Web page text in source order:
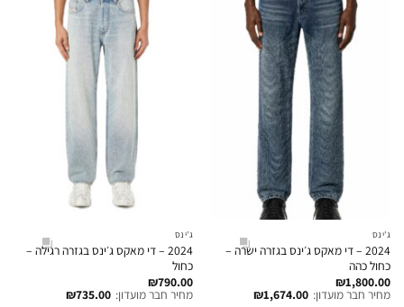
ג'ינס
2024 – די מאקס ג׳ינס בגזרה ישרה –
כחול כהה
₪1,800.00
מחיר חבר מועדון: ₪1,674.00
ג'ינס
2024 – די מאקס ג׳ינס בגזרה רגילה –
כחול
₪790.00
מחיר חבר מועדון: ₪735.00